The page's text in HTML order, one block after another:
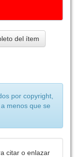
del ítem
por copyright,
menos que se
citar o enlazar